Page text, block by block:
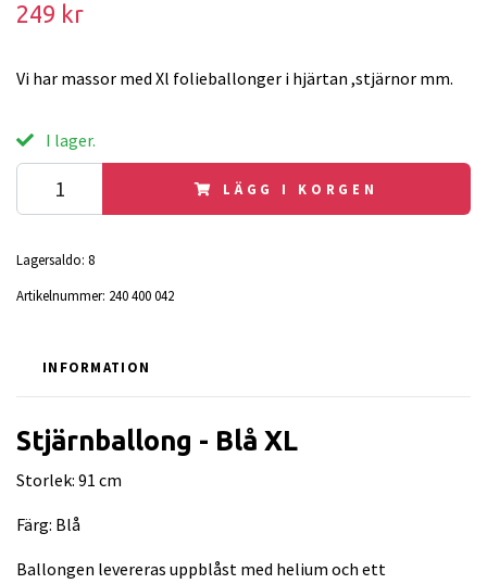
249 kr
Vi har massor med Xl folieballonger i hjärtan ,stjärnor mm.
I lager.
LÄGG I KORGEN
Lagersaldo: 8
Artikelnummer: 240 400 042
INFORMATION
Stjärnballong - Blå XL
Storlek: 91 cm
Färg: Blå
Ballongen levereras uppblåst med helium och ett